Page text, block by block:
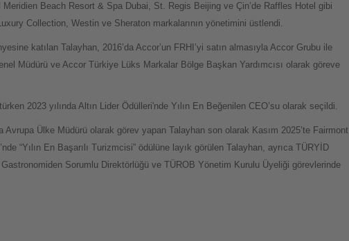
Beach Resort & Spa Dubai, St. Regis Beijing ve Çin’de Raffles Hotel gibi
Collection, Westin ve Sheraton markalarının yönetimini üstlendi.
katılan Talayhan, 2016’da Accor’un FRHI’yi satın almasıyla Accor Grubu ile
Müdürü ve Accor Türkiye Lüks Markalar Bölge Başkan Yardımcısı olarak göreve
2023 yılında Altın Lider Ödülleri'nde Yılın En Beğenilen CEO’su olarak seçildi.
Ülke Müdürü olarak görev yapan Talayhan son olarak Kasım 2025’te Fairmont
“Yılın En Başarılı Turizmcisi” ödülüne layık görülen Talayhan, ayrıca TÜRYİD
Sorumlu Direktörlüğü ve TÜROB Yönetim Kurulu Üyeliği görevlerinde